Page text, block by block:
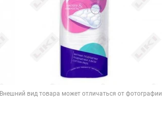
Внешний вид товара может отличаться от фотографии